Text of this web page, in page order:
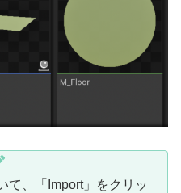
て、「Import」をクリッ